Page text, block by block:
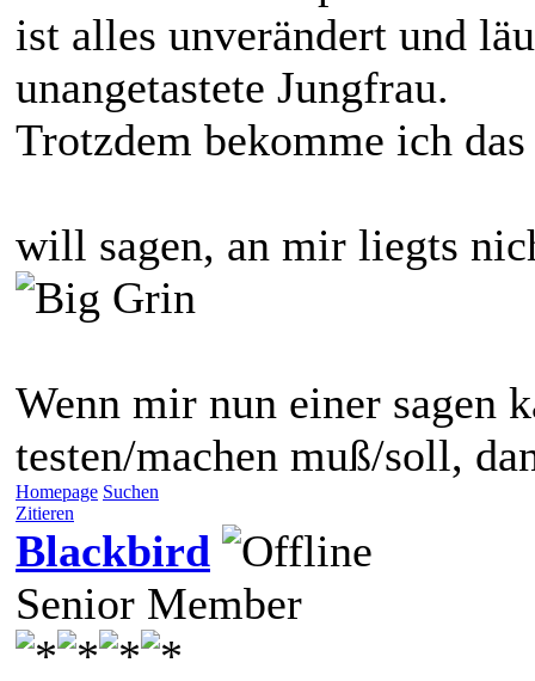
ist alles unverändert und
unangetastete Jungfrau.
Trotzdem bekomme ich
will sagen, an mir liegts
Wenn mir nun einer sagen
testen/machen muß/soll,
Homepage Suchen
Zitieren
Blackbird
Senior Member